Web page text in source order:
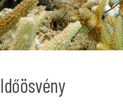
Időösvény